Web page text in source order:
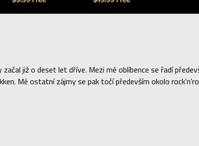
již o deset let dříve. Mezi mé oblíbence se řadí
Mé ostatní zájmy se pak točí především okolo